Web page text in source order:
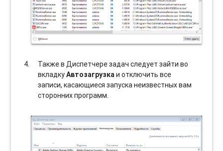
Также в Диспетчере задач следует зайти во
вкладкуАвтозагрузкаи отключить все
записи, касающиеся запуска неизвестных вам
сторонних программ.